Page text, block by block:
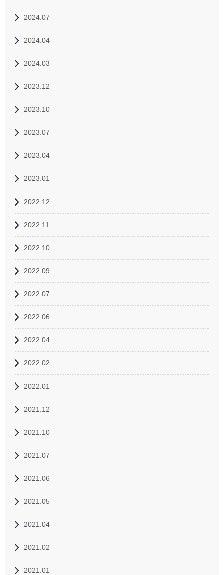
2024.07
2024.04
2024.03
2023.12
2023.10
2023.07
2023.04
2023.01
2022.12
2022.11
2022.10
2022.09
2022.07
2022.06
2022.04
2022.02
2022.01
2021.12
2021.10
2021.07
2021.06
2021.05
2021.04
2021.02
2021.01